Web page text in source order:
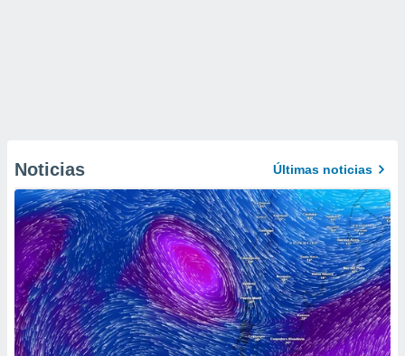
Noticias Últimas noticias